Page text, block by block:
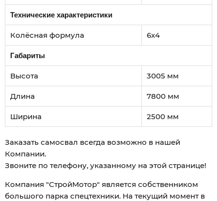
Технические характеристики
Колёсная формула 6x4
Габариты
Высота 3005 мм
Длина 7800 мм
Ширина 2500 мм
Заказать самосвал всегда возможно в нашей
Компании.
Звоните по телефону, указанному на этой странице!
Компания "СтройМотор" является собственником
большого парка спецтехники. На текущий момент в